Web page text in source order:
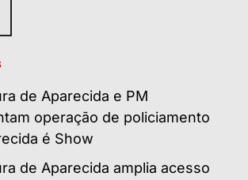
de Aparecida e PM
operação de policiamento
é Show
de Aparecida amplia acesso